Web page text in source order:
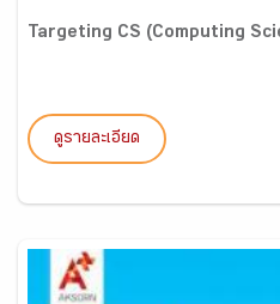
Targeting CS (Computing
ดูรายละเอียด